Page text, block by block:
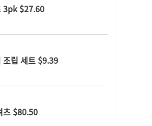
팝콘 40pk
3pk $27.60
조립 세트 $9.39
츠 $80.50